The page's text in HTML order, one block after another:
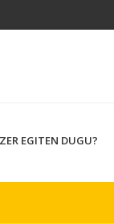
ZER EGITEN DUGU?